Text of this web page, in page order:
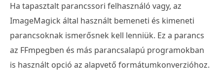
Ha tapasztalt parancssori felhasználó vagy, az
ImageMagick által használt bemeneti és kimeneti
parancsoknak ismerősnek kell lenniük. Ez a parancs
az FFmpegben és más parancsalapú programokban
is használt opció az alapvető formátumkonverzióhoz.